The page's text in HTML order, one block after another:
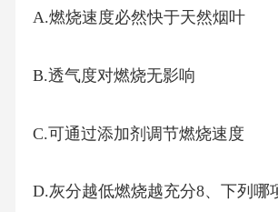
A.燃烧速度必然快于天然烟叶
B.透气度对燃烧无影响
C.可通过添加剂调节燃烧速度
D.灰分越低燃烧越充分8、下列哪